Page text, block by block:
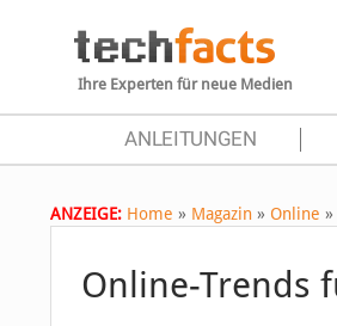
Ihre Experten für neue Medien
ANLEITUNGEN
ANZEIGE: Home » Magazin » Online »
Online-Trends